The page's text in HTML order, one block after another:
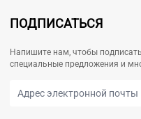
ПОДПИСАТЬСЯ
Напишите нам, чтобы
специальные предложения и